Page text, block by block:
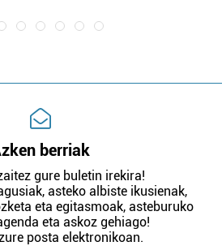
berriak
gure buletin irekira!
asteko albiste ikusienak,
eta egitasmoak, asteburuko
eta askoz gehiago!
posta elektronikoan.